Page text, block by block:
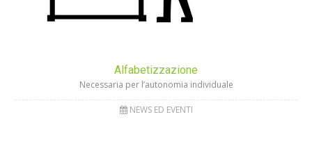
Alfabetizzazione
Necessaria per l’autonomia individuale
NEWS ED EVENTI